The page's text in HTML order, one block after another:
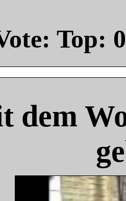
Top: 0
dem